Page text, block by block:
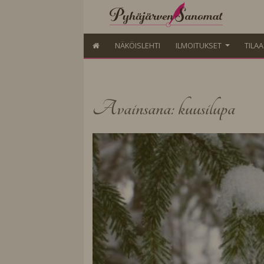
NÄKÖISLEHTI ILMOITUKSET
Avainsana: kuusilupa